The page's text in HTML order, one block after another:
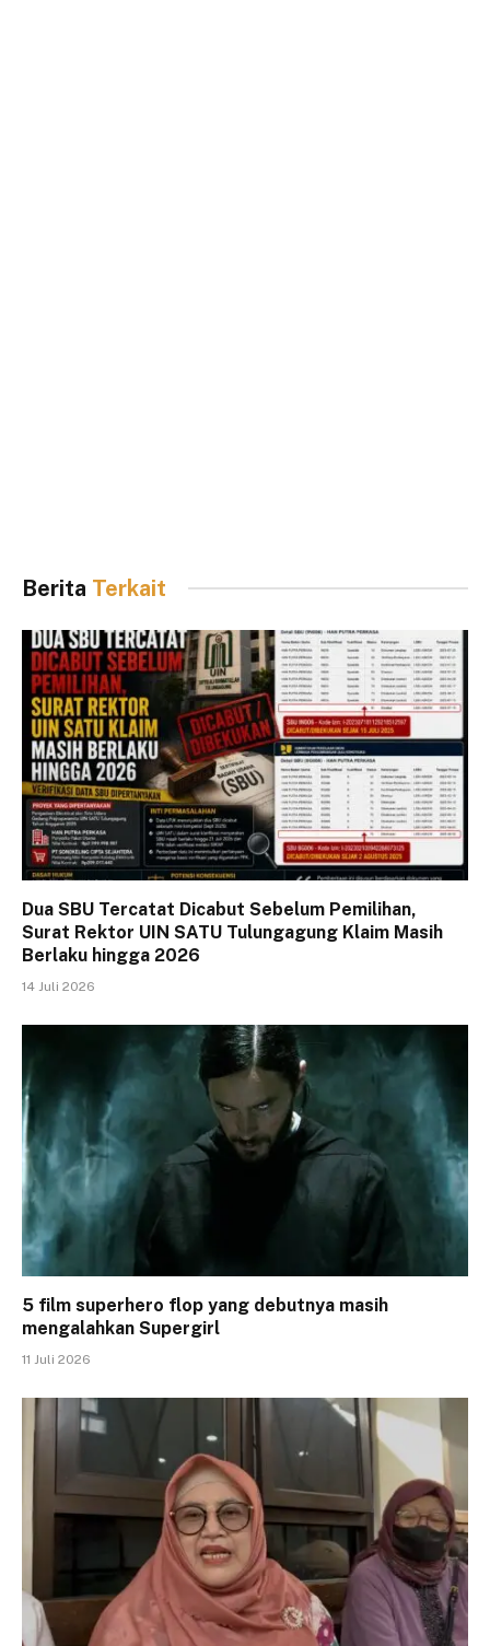
Berita Terkait
Dua SBU Tercatat Dicabut Sebelum Pemilihan,
Surat Rektor UIN SATU Tulungagung Klaim Masih
Berlaku hingga 2026
14 Juli 2026
5 film superhero flop yang debutnya masih
mengalahkan Supergirl
11 Juli 2026